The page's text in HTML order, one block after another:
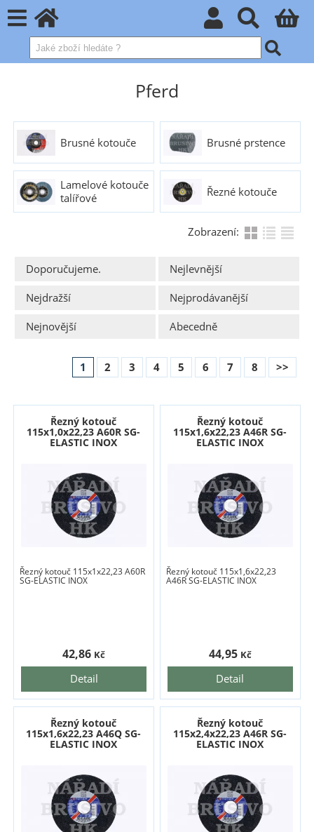
Pferd
Brusné kotouče Brusné prstence
Lamelové kotouče
talířové
Řezné kotouče
Zobrazení:
Doporučujeme.
Nejlevnější
Nejdražší
Nejprodávanější
Nejnovější
Abecedně
1 2 3 4 5 6 7 8 >>
Řezný kotouč
115x1,0x22,23 A60R SG-
ELASTIC INOX
Řezný kotouč 115x1x22,23 A60R
SG-ELASTIC INOX
Detail
42,86 Kč
Řezný kotouč
115x1,6x22,23 A46R SG-
ELASTIC INOX
Řezný kotouč 115x1,6x22,23
A46R SG-ELASTIC INOX
Detail
44,95 Kč
Řezný kotouč
115x1,6x22,23 A46Q SG-
ELASTIC INOX
Řezný kotouč
115x2,4x22,23 A46R SG-
ELASTIC INOX